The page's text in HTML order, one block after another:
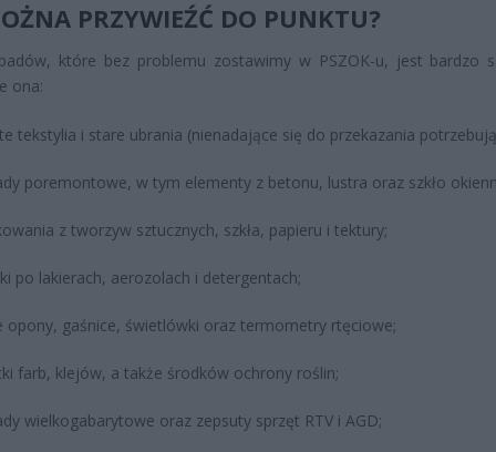
PRZYWIEŹĆ DO PUNKTU?
które bez problemu zostawimy w PSZOK-u, jest bardzo
ona:
tekstylia i stare ubrania (nienadające się do przekazania
poremontowe, w tym elementy z betonu, lustra oraz szkło
z tworzyw sztucznych, szkła, papieru i tektury;
po lakierach, aerozolach i detergentach;
opony, gaśnice, świetlówki oraz termometry rtęciowe;
farb, klejów, a także środków ochrony roślin;
wielkogabarytowe oraz zepsuty sprzęt RTV i AGD;